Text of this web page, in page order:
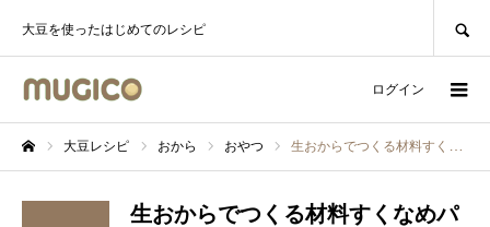
大豆を使ったはじめてのレシピ
ログイン
大豆レシピ おから おやつ 生おからでつくる材料すくなめパウンドケーキ｜食物繊維やカルシウムなどの栄養が豊富
生おからでつくる材料すくなめパ